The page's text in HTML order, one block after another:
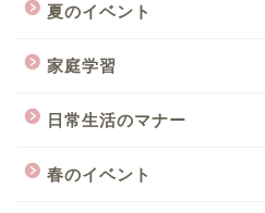
夏のイベント
家庭学習
日常生活のマナー
春のイベント